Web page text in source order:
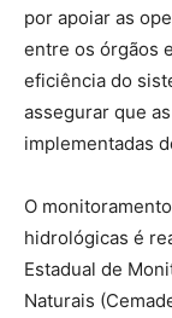
por apoiar as
entre os órgãos
eficiência do
assegurar que
implementadas
O
hidrológicas é
Estadual de
Naturais